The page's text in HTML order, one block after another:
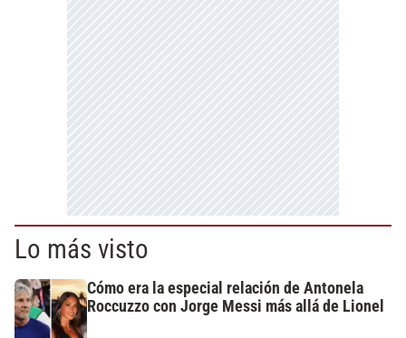
Lo más visto
Cómo era la especial relación de Antonela
Roccuzzo con Jorge Messi más allá de Lionel